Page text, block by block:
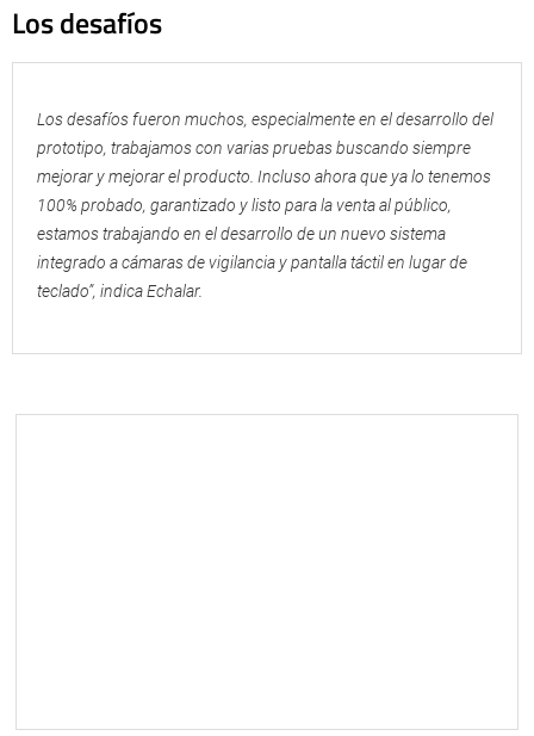
Los desafíos
Los desafíos fueron muchos, especialmente en el desarrollo del
prototipo, trabajamos con varias pruebas buscando siempre
mejorar y mejorar el producto. Incluso ahora que ya lo tenemos
100% probado, garantizado y listo para la venta al público,
estamos trabajando en el desarrollo de un nuevo sistema
integrado a cámaras de vigilancia y pantalla táctil en lugar de
teclado”, indica Echalar.